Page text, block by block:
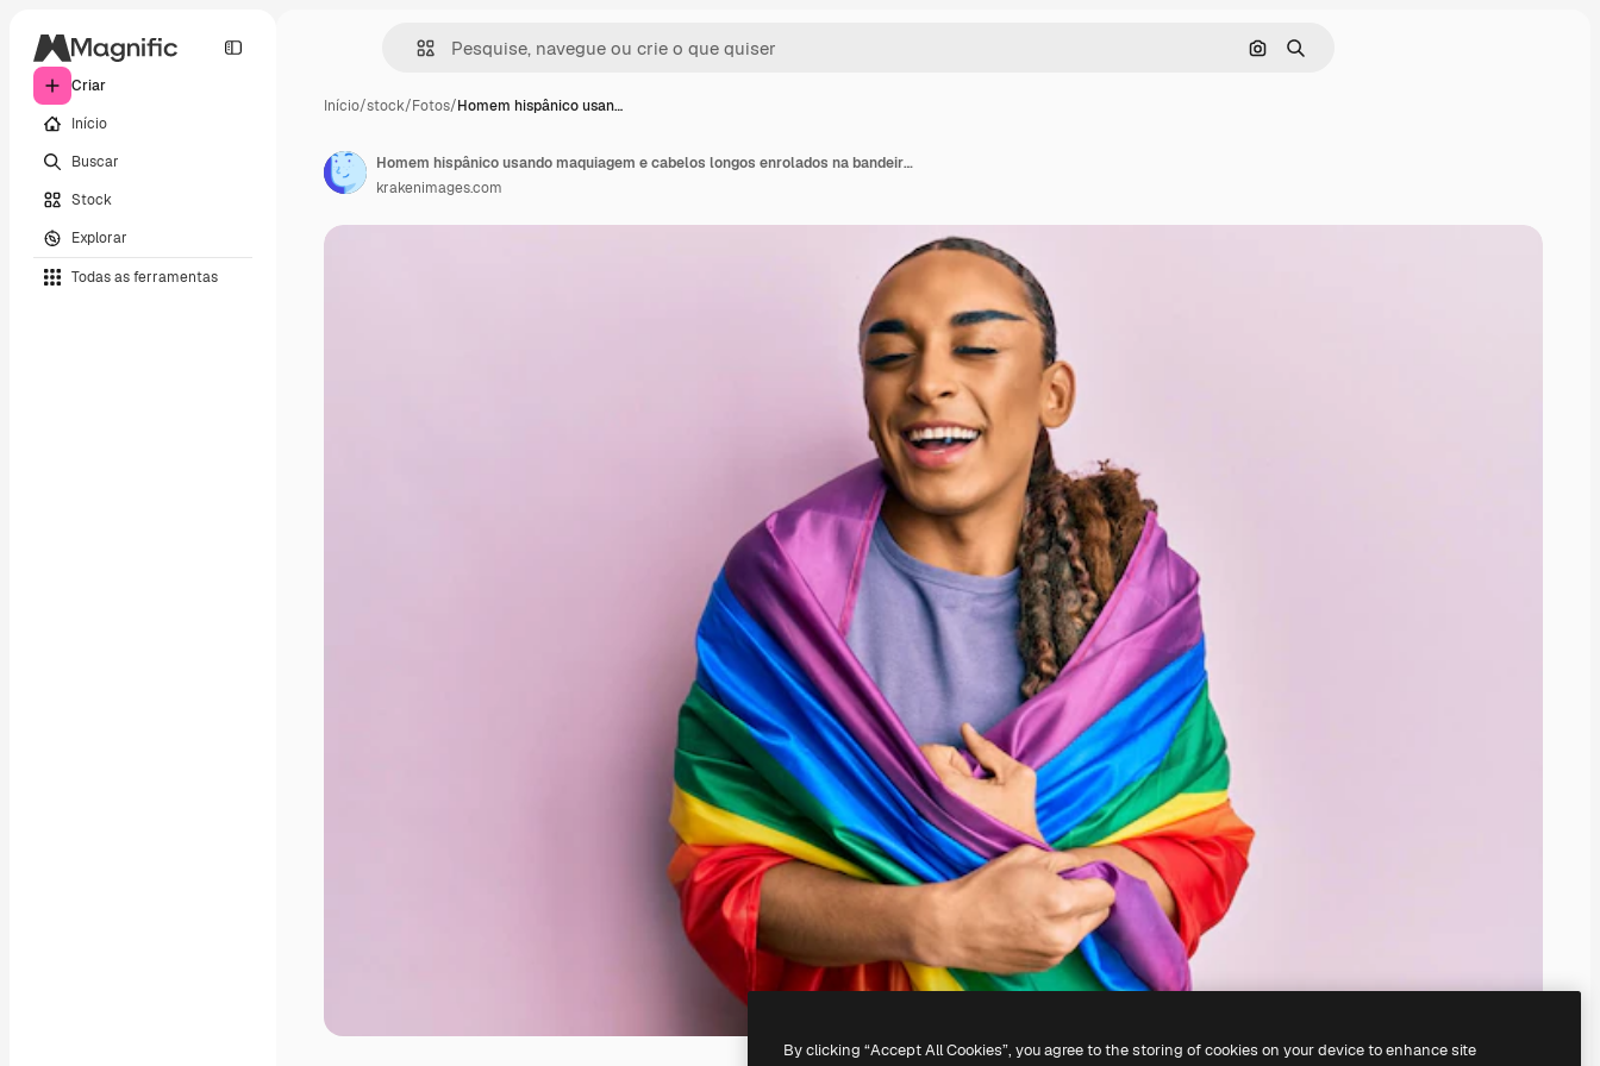
Criar
Início
Buscar
Stock
Explorar
Todas as ferramentas
Pesquisar por imagem
Buscar
Início/stock/Fotos/Homem hispânico usan…
Homem hispânico usando maquiagem e cabelos longos enrolados na bandeira lgbtq do arco-íris, sorrindo e rindo muito alto porque uma piada maluca e engraçada.
krakenimages.com
By clicking “Accept All Cookies”, you agree to the storing of cookies on your device to enhance site